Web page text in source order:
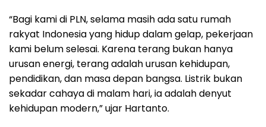
“Bagi kami di PLN, selama masih ada satu rumah
rakyat Indonesia yang hidup dalam gelap, pekerjaan
kami belum selesai. Karena terang bukan hanya
urusan energi, terang adalah urusan kehidupan,
pendidikan, dan masa depan bangsa. Listrik bukan
sekadar cahaya di malam hari, ia adalah denyut
kehidupan modern,” ujar Hartanto.